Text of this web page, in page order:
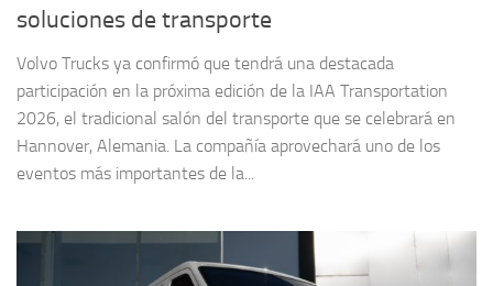
soluciones de transporte
Volvo Trucks ya confirmó que tendrá una destacada
participación en la próxima edición de la IAA Transportation
2026, el tradicional salón del transporte que se celebrará en
Hannover, Alemania. La compañía aprovechará uno de los
eventos más importantes de la...